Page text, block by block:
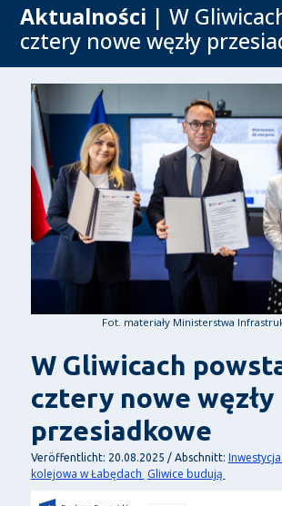
Aktualności | W
cztery nowe węzły
Fot. materiały Ministerstwa
W Gliwicach
cztery nowe węzły
przesiadkowe
Veröffentlicht: 20.08.2025 / Abschnitt:
kolejowa w Łabędach Gliwice budują